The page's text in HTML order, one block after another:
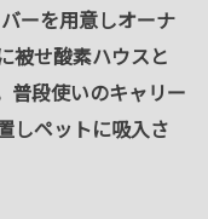
ーを用意しオーナ
被せ酸素ハウスと
普段使いのキャリー
しペットに吸入さ